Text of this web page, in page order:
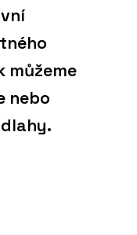
můžeme
nebo